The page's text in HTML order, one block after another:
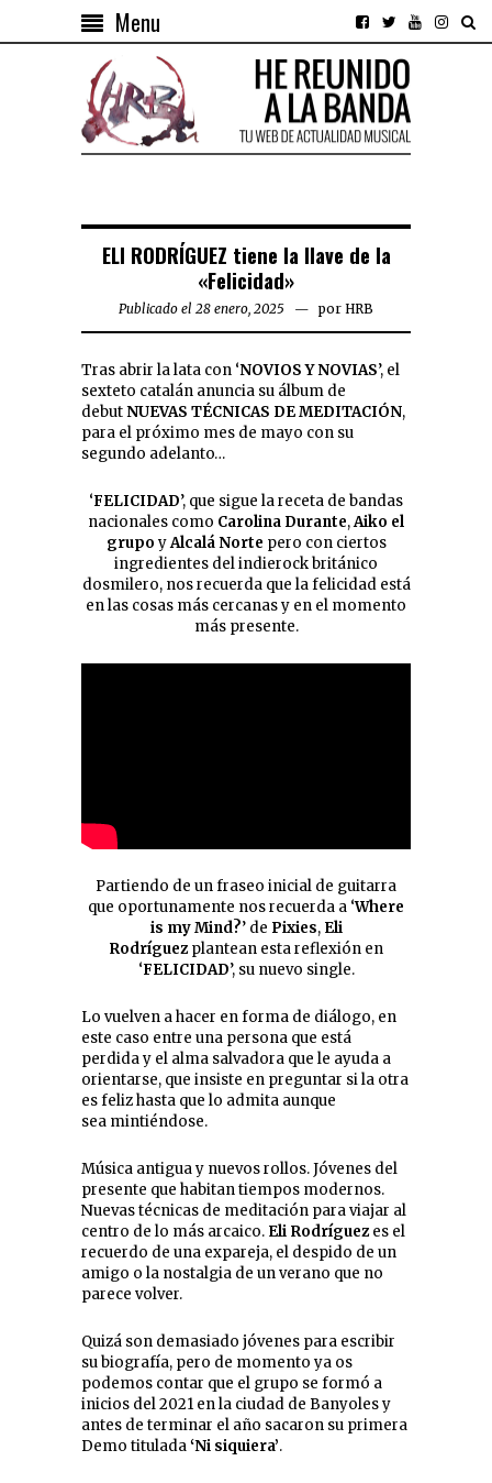
Menu
ELI RODRÍGUEZ tiene la llave de la
«Felicidad»
Publicado el 28 enero, 2025 por HRB
Tras abrir la lata con ‘NOVIOS Y NOVIAS’, el
sexteto catalán anuncia su álbum de
debutNUEVAS TÉCNICAS DE MEDITACIÓN,
para el próximo mes de mayo con su
segundo adelanto…
‘FELICIDAD’, que sigue la receta de bandas
nacionales como Carolina Durante,Aiko el
grupo yAlcalá Norte pero con ciertos
ingredientes del indierock británico
dosmilero, nos recuerda que la felicidad está
en las cosas más cercanas y en el momento
más presente.
Partiendo de un fraseo inicial de guitarra
que oportunamente nos recuerda a ‘Where
is my Mind?’ de Pixies, Eli
Rodríguez plantean esta reflexión en
‘FELICIDAD’, su nuevo single.
Lo vuelven a hacer en forma de diálogo, en
este caso entre una persona que está
perdida y el alma salvadora que le ayuda a
orientarse, que insiste en preguntar si la otra
es feliz hasta que lo admita aunque
sea mintiéndose.
Música antigua y nuevos rollos. Jóvenes del
presente que habitan tiempos modernos.
Nuevas técnicas de meditación para viajar al
centro de lo más arcaico. Eli Rodríguez es el
recuerdo de una expareja, el despido de un
amigo o la nostalgia de un verano que no
parece volver.
Quizá son demasiado jóvenes para escribir
su biografía, pero de momento ya os
podemos contar que el grupo se formó a
inicios del 2021 en la ciudad de Banyoles y
antes de terminar el año sacaron su primera
Demo titulada‘Ni siquiera’.